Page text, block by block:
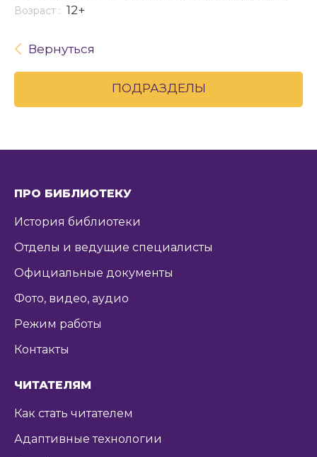
Возраст : 12+
Вернуться
ПОДРАЗДЕЛЫ
ПРО БИБЛИОТЕКУ
История библиотеки
Отделы и ведущие специалисты
Официальные документы
Фото, видео, аудио
Режим работы
Контакты
ЧИТАТЕЛЯМ
Как стать читателем
Адаптивные технологии